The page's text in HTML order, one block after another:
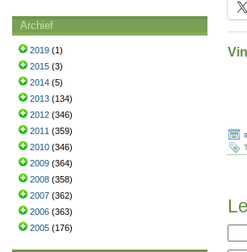
Archief
2019 (1)
2015 (3)
2014 (5)
2013 (134)
2012 (346)
2011 (359)
2010 (346)
2009 (364)
2008 (358)
2007 (362)
2006 (363)
2005 (176)